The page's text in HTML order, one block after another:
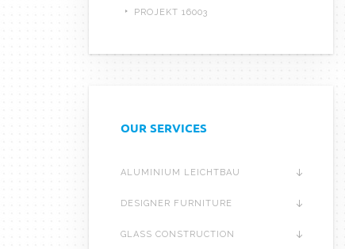
PROJEKT 16003
OUR SERVICES
ALUMINIUM LEICHTBAU
DESIGNER FURNITURE
GLASS CONSTRUCTION